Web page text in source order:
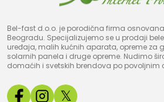
Bel-fast d.o.o. je porodična firma
Beogradu. Specijalizujemo se u prodaji
uređaja, malih kućnih aparata, opreme za
solarnih panela i druge opreme. Nudimo
domaćih i svetskih brendova po povoljnim
𝕏